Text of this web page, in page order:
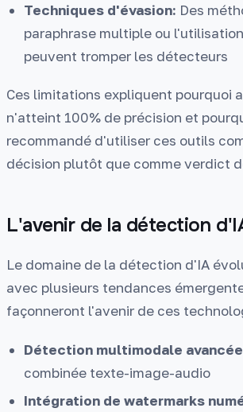
Techniques d'évasion: Des
paraphrase multiple ou
peuvent tromper les détecteurs
Ces limitations expliquent pourquoi
n'atteint 100% de précision et
recommandé d'utiliser ces outils
décision plutôt que comme verdict
L'avenir de la détection
Le domaine de la détection d'IA
avec plusieurs tendances
façonneront l'avenir de ces
Détection multimodale
combinée texte-image-audio
Intégration de watermarks